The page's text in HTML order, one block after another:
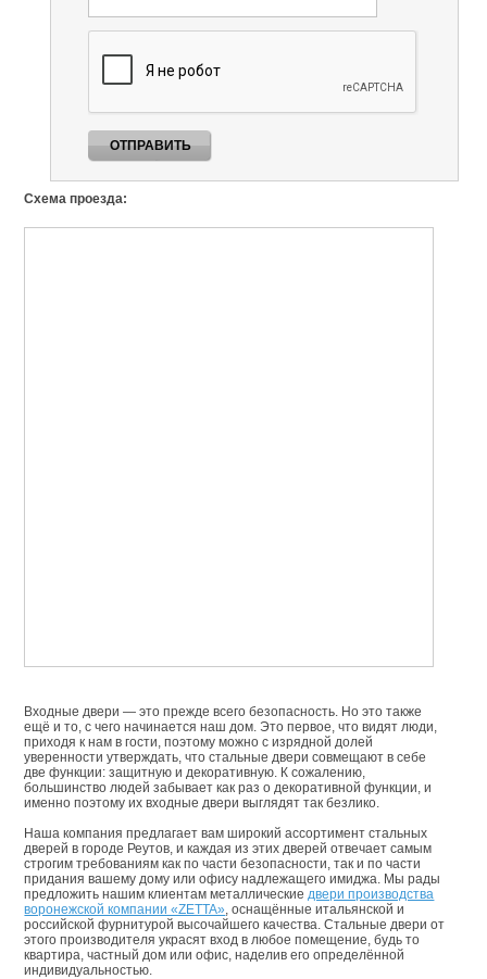
Схема проезда:
Входные двери — это прежде всего безопасность. Но это также
ещё и то, с чего начинается наш дом. Это первое, что видят люди,
приходя к нам в гости, поэтому можно с изрядной долей
уверенности утверждать, что стальные двери совмещают в себе
две функции: защитную и декоративную. К сожалению,
большинство людей забывает как раз о декоративной функции, и
именно поэтому их входные двери выглядят так безлико.
Наша компания предлагает вам широкий ассортимент стальных
дверей в городе Реутов, и каждая из этих дверей отвечает самым
строгим требованиям как по части безопасности, так и по части
придания вашему дому или офису надлежащего имиджа. Мы рады
предложить нашим клиентам металлическиедвери производства
воронежской компании «ZETTA», оснащённые итальянской и
российской фурнитурой высочайшего качества. Стальные двери от
этого производителя украсят вход в любое помещение, будь то
квартира, частный дом или офис, наделив его определённой
индивидуальностью.